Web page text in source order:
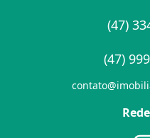
(47)
(47)